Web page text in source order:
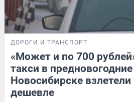
ДОРОГИ И ТРАНСПОРТ
«Может и по 700
такси в
Новосибирске
дешевле